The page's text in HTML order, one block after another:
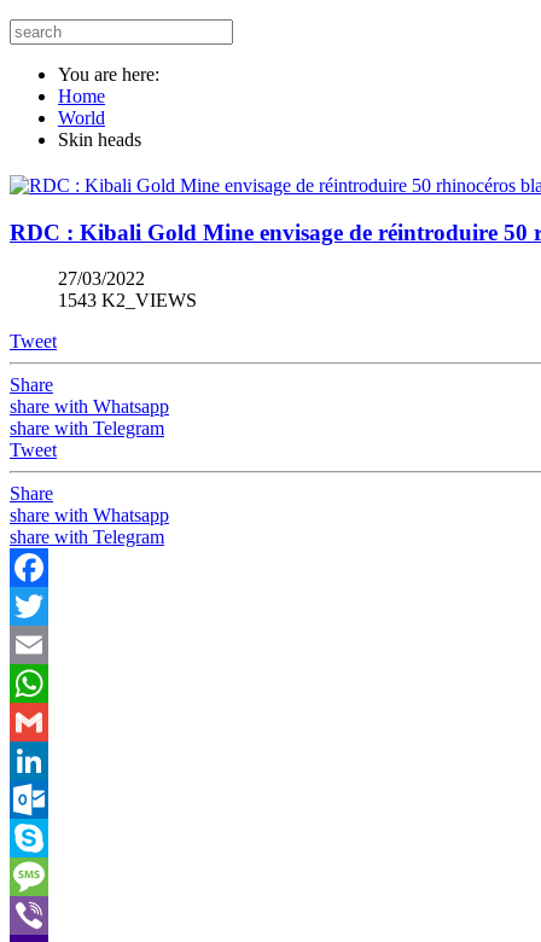
You are here:
Home
World
Skin heads
RDC : Kibali Gold Mine envisage de réintroduire 50
27/03/2022
1543 K2_VIEWS
Tweet
Share
share with Whatsapp
share with Telegram
Tweet
Share
share with Whatsapp
share with Telegram
Facebook
Twitter
Email
WhatsApp
Gmail
LinkedIn
Outlook.com
Skype
Message